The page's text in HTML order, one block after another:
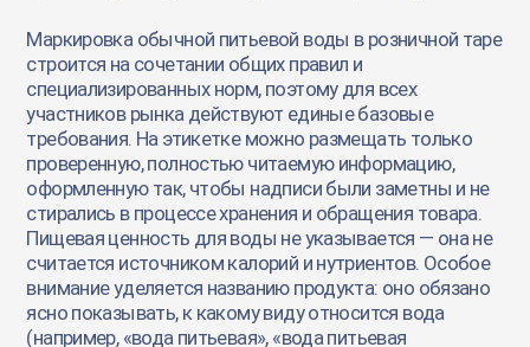
Маркировка обычной питьевой воды в розничной таре
строится на сочетании общих правил и
специализированных норм, поэтому для всех
участников рынка действуют единые базовые
требования. На этикетке можно размещать только
проверенную, полностью читаемую информацию,
оформленную так, чтобы надписи были заметны и не
стирались в процессе хранения и обращения товара.
Пищевая ценность для воды не указывается — она не
считается источником калорий и нутриентов. Особое
внимание уделяется названию продукта: оно обязано
ясно показывать, к какому виду относится вода
(например, «вода питьевая», «вода питьевая